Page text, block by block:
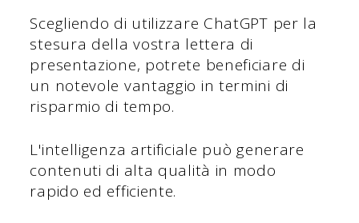
Scegliendo di utilizzare ChatGPT per la
stesura della vostra lettera di
presentazione, potrete beneficiare di
un notevole vantaggio in termini di
risparmio di tempo.
L'intelligenza artificiale può generare
contenuti di alta qualità in modo
rapido ed efficiente.